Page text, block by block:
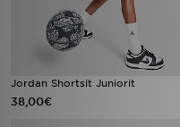
Jordan Shortsit Juniorit
38,00€